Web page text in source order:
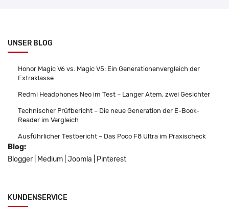
UNSER BLOG
Honor Magic V6 vs. Magic V5: Ein Generationenvergleich der
Extraklasse
Redmi Headphones Neo im Test – Langer Atem, zwei Gesichter
Technischer Prüfbericht – Die neue Generation der E-Book-
Reader im Vergleich
Ausführlicher Testbericht – Das Poco F8 Ultra im Praxischeck
Blog:
Blogger
Medium Joomla Pinterest
KUNDENSERVICE